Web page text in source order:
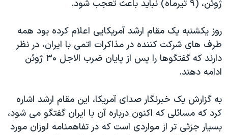
اعتراضات مردمی آبان ۹۸
اسرائیل در جنگ
نرگس محمدی برنده جایزه نوبل صلح
صفحه‌های ویژه
سفر پرزیدنت ترامپ به چین
ژوئن، (۹ تیرماه) نباید باعث تعجب شود.
روز یکشنبه یک مقام ارشد آمریکایی اعلام کرده بود همه
طرف های شرکت کننده در مذاکرات اتمی با ایران، در نظر
دارند که گفتگوها را پس از پایان ضرب الاجل ۳۰ ژوئن
ادامه دهند.
به گزارش یک خبرنگار صدای آمریکا، این مقام ارشد اشاره
کرد که مسائلی که اکنون درباره آن با ایران گفتگو می شود،
بسیار جزئی تر از مواردی است که در تفاهمنامه لوزان مورد